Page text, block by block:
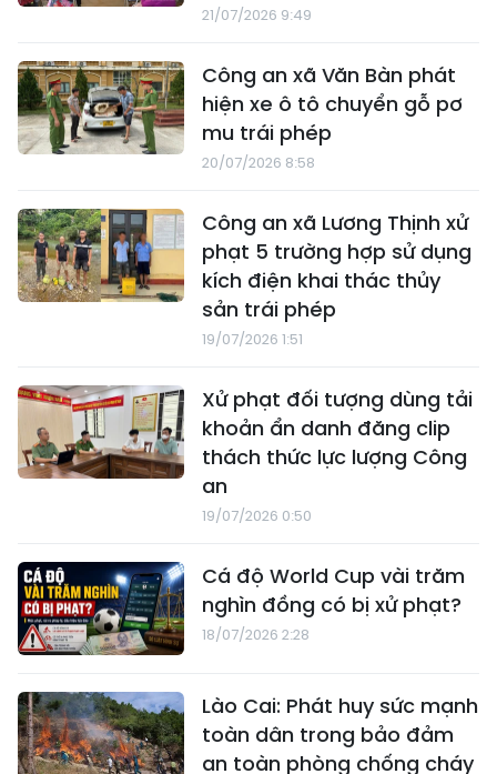
21/07/2026 9:49
Công an xã Văn Bàn phát
hiện xe ô tô chuyển gỗ pơ
mu trái phép
20/07/2026 8:58
Công an xã Lương Thịnh xử
phạt 5 trường hợp sử dụng
kích điện khai thác thủy
sản trái phép
19/07/2026 1:51
Xử phạt đối tượng dùng tải
khoản ẩn danh đăng clip
thách thức lực lượng Công
an
19/07/2026 0:50
Cá độ World Cup vài trăm
nghìn đồng có bị xử phạt?
18/07/2026 2:28
Lào Cai: Phát huy sức mạnh
toàn dân trong bảo đảm
an toàn phòng chống cháy